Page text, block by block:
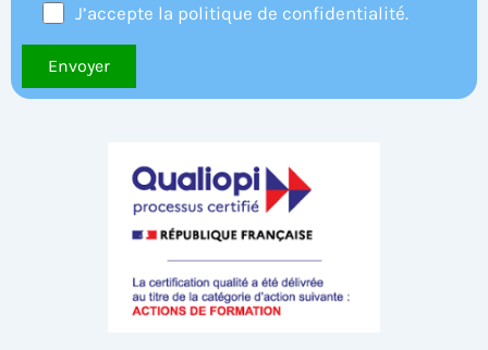
J’accepte la politique de confidentialité.